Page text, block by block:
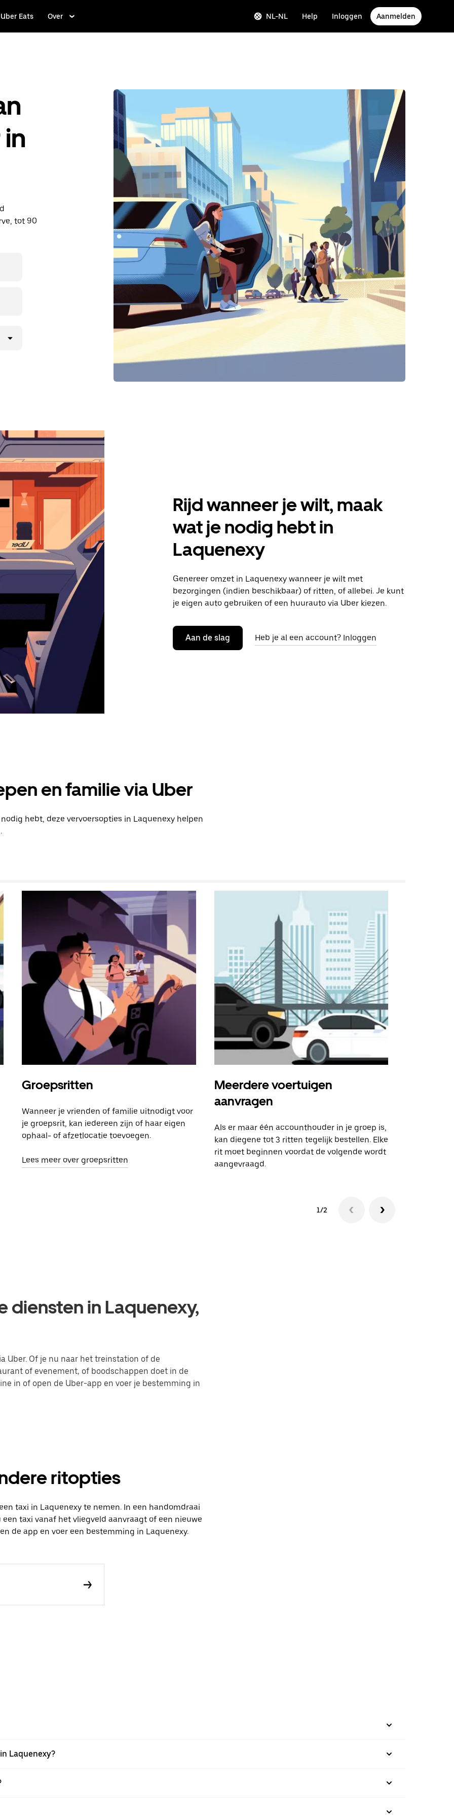
Uber Eats Over NL-NL Help Inloggen Aanmelden
tot 90
Rijd wanneer je wilt, maak
wat je nodig hebt in
Laquenexy
Genereer omzet in Laquenexy wanneer je wilt met
bezorgingen (indien beschikbaar) of ritten, of allebei. Je kunt
je eigen auto gebruiken of een huurauto via Uber kiezen.
Aan de slag Heb je al een account? Inloggen
en familie via Uber
hebt, deze vervoersopties in Laquenexy helpen
Groepsritten
Wanneer je vrienden of familie uitnodigt voor
je groepsrit, kan iedereen zijn of haar eigen
ophaal- of afzetlocatie toevoegen.
Lees meer over groepsritten
Meerdere voertuigen
aanvragen
Als er maar één accounthouder in je groep is,
kan diegene tot 3 ritten tegelijk bestellen. Elke
rit moet beginnen voordat de volgende wordt
aangevraagd.
1/2
diensten in Laquenexy,
Uber. Of je nu naar het treinstation of de
of evenement, of boodschappen doet in de
in of open de Uber-app en voer je bestemming in
ritopties
taxi in Laquenexy te nemen. In een handomdraai
taxi vanaf het vliegveld aanvraagt of een nieuwe
de app en voer een bestemming in Laquenexy.
Laquenexy?